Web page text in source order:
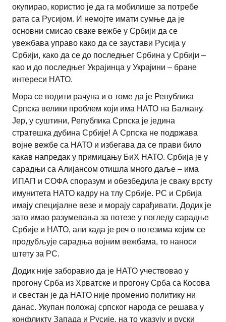
окупирао, користио је да га мобилише за потребе
рата са Русијом. И немојте имати сумње да је
основни смисао сваке вежбе у Србији да се
увежбава управо како да се заустави Русија у
Србији, како да се до последњег Србина у Србији –
као и до последњег Украјинца у Украјини – бране
интереси НАТО.
Мора се водити рачуна и о томе да је Република
Српска велики проблем који има НАТО на Балкану.
Јер, у суштини, Република Српска је једина
стратешка дубина Србије! А Српска не подржава
војне вежбе са НАТО и избегава да се прави било
какав напредак у примицању БиХ НАТО. Србија је у
сарадњи са Алијансом отишла много даље – има
ИПАП и СОФА споразум и обезбедила је сваку врсту
имунитета НАТО кадру на тлу Србије. РС и Србија
имају специјалне везе и морају сарађивати. Додик је
зато имао разумевања за потезе у погледу сарадње
Србије и НАТО, али када је реч о потезима којим се
продубљује сарадња војним вежбама, то наноси
штету за РС.
Додик није заборавио да је НАТО учествовао у
прогону Срба из Хрватске и прогону Срба са Косова
и свестан је да НАТО није променио политику ни
данас. Укупан положај српског народа се решава у
конфликту Запада и Русије, на то указују и руски